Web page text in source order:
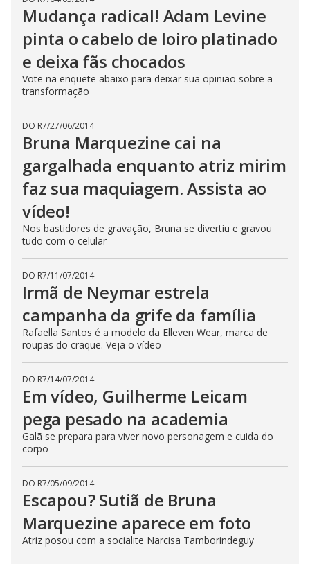
Mudança radical! Adam Levine
pinta o cabelo de loiro platinado
e deixa fãs chocados
Vote na enquete abaixo para deixar sua opinião sobre a
transformação
DO R7/27/06/2014
Bruna Marquezine cai na
gargalhada enquanto atriz mirim
faz sua maquiagem. Assista ao
vídeo!
Nos bastidores de gravação, Bruna se divertiu e gravou
tudo com o celular
DO R7/11/07/2014
Irmã de Neymar estrela
campanha da grife da família
Rafaella Santos é a modelo da Elleven Wear, marca de
roupas do craque. Veja o vídeo
DO R7/14/07/2014
Em vídeo, Guilherme Leicam
pega pesado na academia
Galã se prepara para viver novo personagem e cuida do
corpo
DO R7/05/09/2014
Escapou? Sutiã de Bruna
Marquezine aparece em foto
Atriz posou com a socialite Narcisa Tamborindeguy